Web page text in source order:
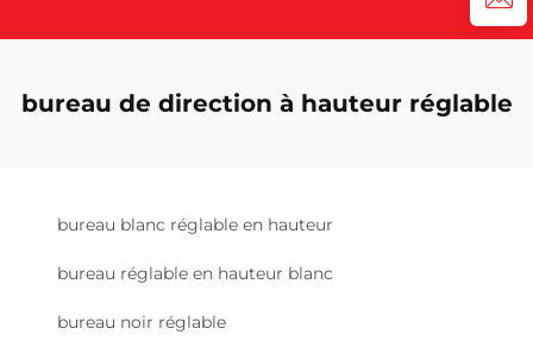
bureau de direction à hauteur réglable
bureau blanc réglable en hauteur
bureau réglable en hauteur blanc
bureau noir réglable